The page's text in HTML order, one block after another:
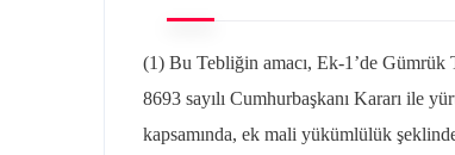
(1) Bu Tebliğin amacı, Ek-1’de Gümrük
8693 sayılı Cumhurbaşkanı Kararı ile
kapsamında, ek mali yükümlülük